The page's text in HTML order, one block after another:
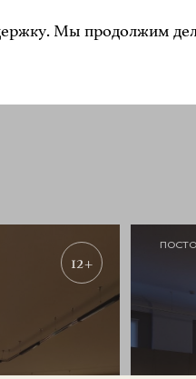
Мы продолжим
12+